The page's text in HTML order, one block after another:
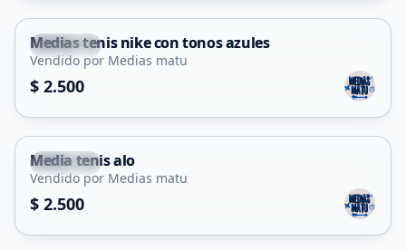
Capital
Medias tenis nike con tonos azules
Vendido por Medias matu
$ 2.500
Capital
Media tenis alo
Vendido por Medias matu
$ 2.500